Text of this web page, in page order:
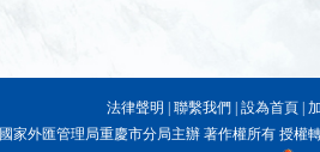
法律聲明 聯繫我們 設為首頁
國家外匯管理局重慶市分局主辦 著作權所有 授權